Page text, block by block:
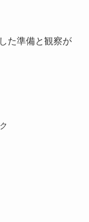
た準備と観察が